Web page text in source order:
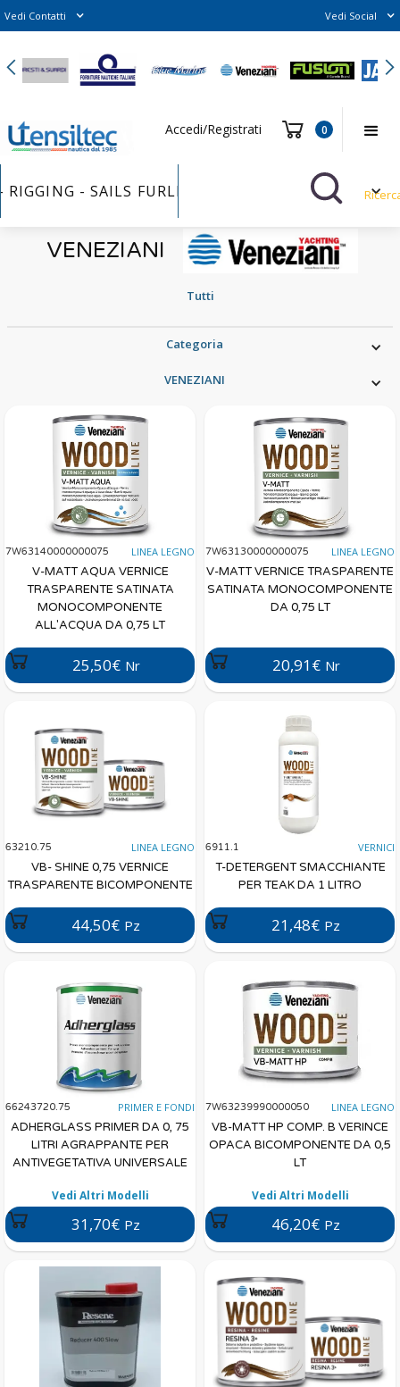
Vedi Contatti Vedi Social
Accedi/Registrati
0
- SAILS FURLER - VERNICI - BULLONI INOX -
VENEZIANI
Tutti
Categoria
VENEZIANI
7W63140000000075 LINEA LEGNO
V-MATT AQUA VERNICE
TRASPARENTE SATINATA
MONOCOMPONENTE
ALL'ACQUA DA 0,75 LT
25,50€ Nr
7W63130000000075 LINEA LEGNO
V-MATT VERNICE TRASPARENTE
SATINATA MONOCOMPONENTE
DA 0,75 LT
20,91€ Nr
63210.75 LINEA LEGNO
VB- SHINE 0,75 VERNICE
TRASPARENTE BICOMPONENTE
44,50€ Pz
6911.1 VERNICI
T-DETERGENT SMACCHIANTE
PER TEAK DA 1 LITRO
21,48€ Pz
66243720.75 PRIMER E FONDI
ADHERGLASS PRIMER DA 0, 75
LITRI AGRAPPANTE PER
ANTIVEGETATIVA UNIVERSALE
Vedi Altri Modelli
31,70€ Pz
7W63239990000050 LINEA LEGNO
VB-MATT HP COMP. B VERINCE
OPACA BICOMPONENTE DA 0,5
LT
Vedi Altri Modelli
46,20€ Pz